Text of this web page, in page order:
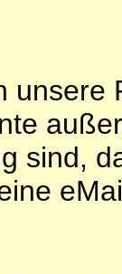
unsere
sind,